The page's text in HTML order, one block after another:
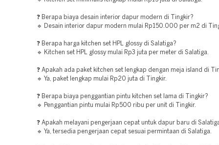
❓ Berapa biaya desain interior dapur modern di Tingkir?
🔹 Desain interior dapur modern mulai Rp150.000 per m2 di
❓ Berapa harga kitchen set HPL glossy di Salatiga?
🔹 Kitchen set HPL glossy mulai Rp3 juta per meter di Salatiga.
❓ Apakah ada paket kitchen set lengkap dengan meja island di
🔹 Ya, paket lengkap mulai Rp20 juta di Tingkir.
❓ Berapa biaya penggantian pintu kitchen set lama di Tingkir?
🔹 Penggantian pintu mulai Rp500 ribu per unit di Tingkir.
❓ Apakah melayani pengerjaan cepat untuk dapur baru di
🔹 Ya, tersedia pengerjaan cepat sesuai permintaan di Salatiga.